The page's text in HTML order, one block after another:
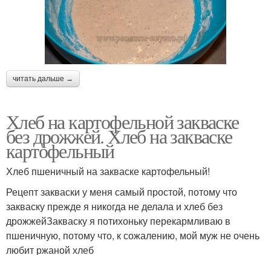
читать дальше →
Хлеб на картофельной закваске
без дрожжей. Хлеб на закваске
картофельный
Хлеб пшеничный на закваске картофельный!
Рецепт закваски у меня самый простой, потому что
закваску прежде я никогда не делала и хлеб без
дрожжейЗакваску я потихоньку перекармливаю в
пшеничную, потому что, к сожалению, мой муж не очень
любит ржаной хлеб